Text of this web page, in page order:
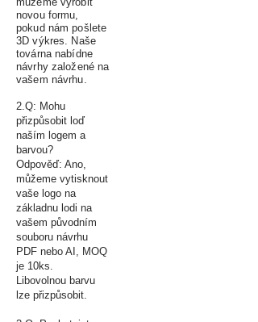
novou formu,
pokud nám pošlete
3D výkres. Naše
továrna nabídne
návrhy založené na
vašem návrhu.
2.Q: Mohu
přizpůsobit loď
naším logem a
barvou?
Odpověď: Ano,
můžeme vytisknout
vaše logo na
základnu lodi na
vašem původním
souboru návrhu
PDF nebo AI, MOQ
je 10ks.
Libovolnou barvu
lze přizpůsobit.